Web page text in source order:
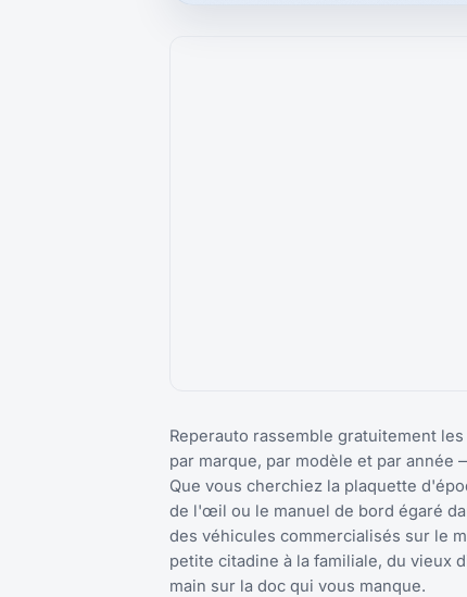
Reperauto rassemble gratuitement les
par marque, par modèle et par année
Que vous cherchiez la plaquette
de l'œil ou le manuel de bord égaré
des véhicules commercialisés sur le
petite citadine à la familiale, du vieux
main sur la doc qui vous manque.